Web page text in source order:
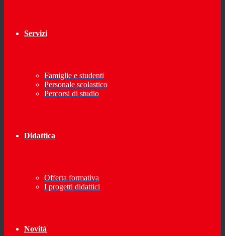
Servizi
Famiglie e studenti
Personale scolastico
Percorsi di studio
Didattica
Offerta formativa
I progetti didattici
Novità